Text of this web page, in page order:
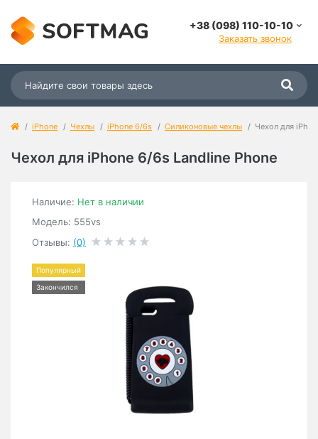
+38 (098) 110-10-10
Заказать звонок
iPhone Чехлы iPhone 6/6s Силиконовые чехлы Чехол для
Чехол для iPhone 6/6s Landline Phone
Наличие: Нет в наличии
Модель: 555vs
Отзывы: (0)
Популярный
Закончился